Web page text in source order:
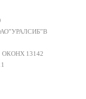
ОКОНХ 13142